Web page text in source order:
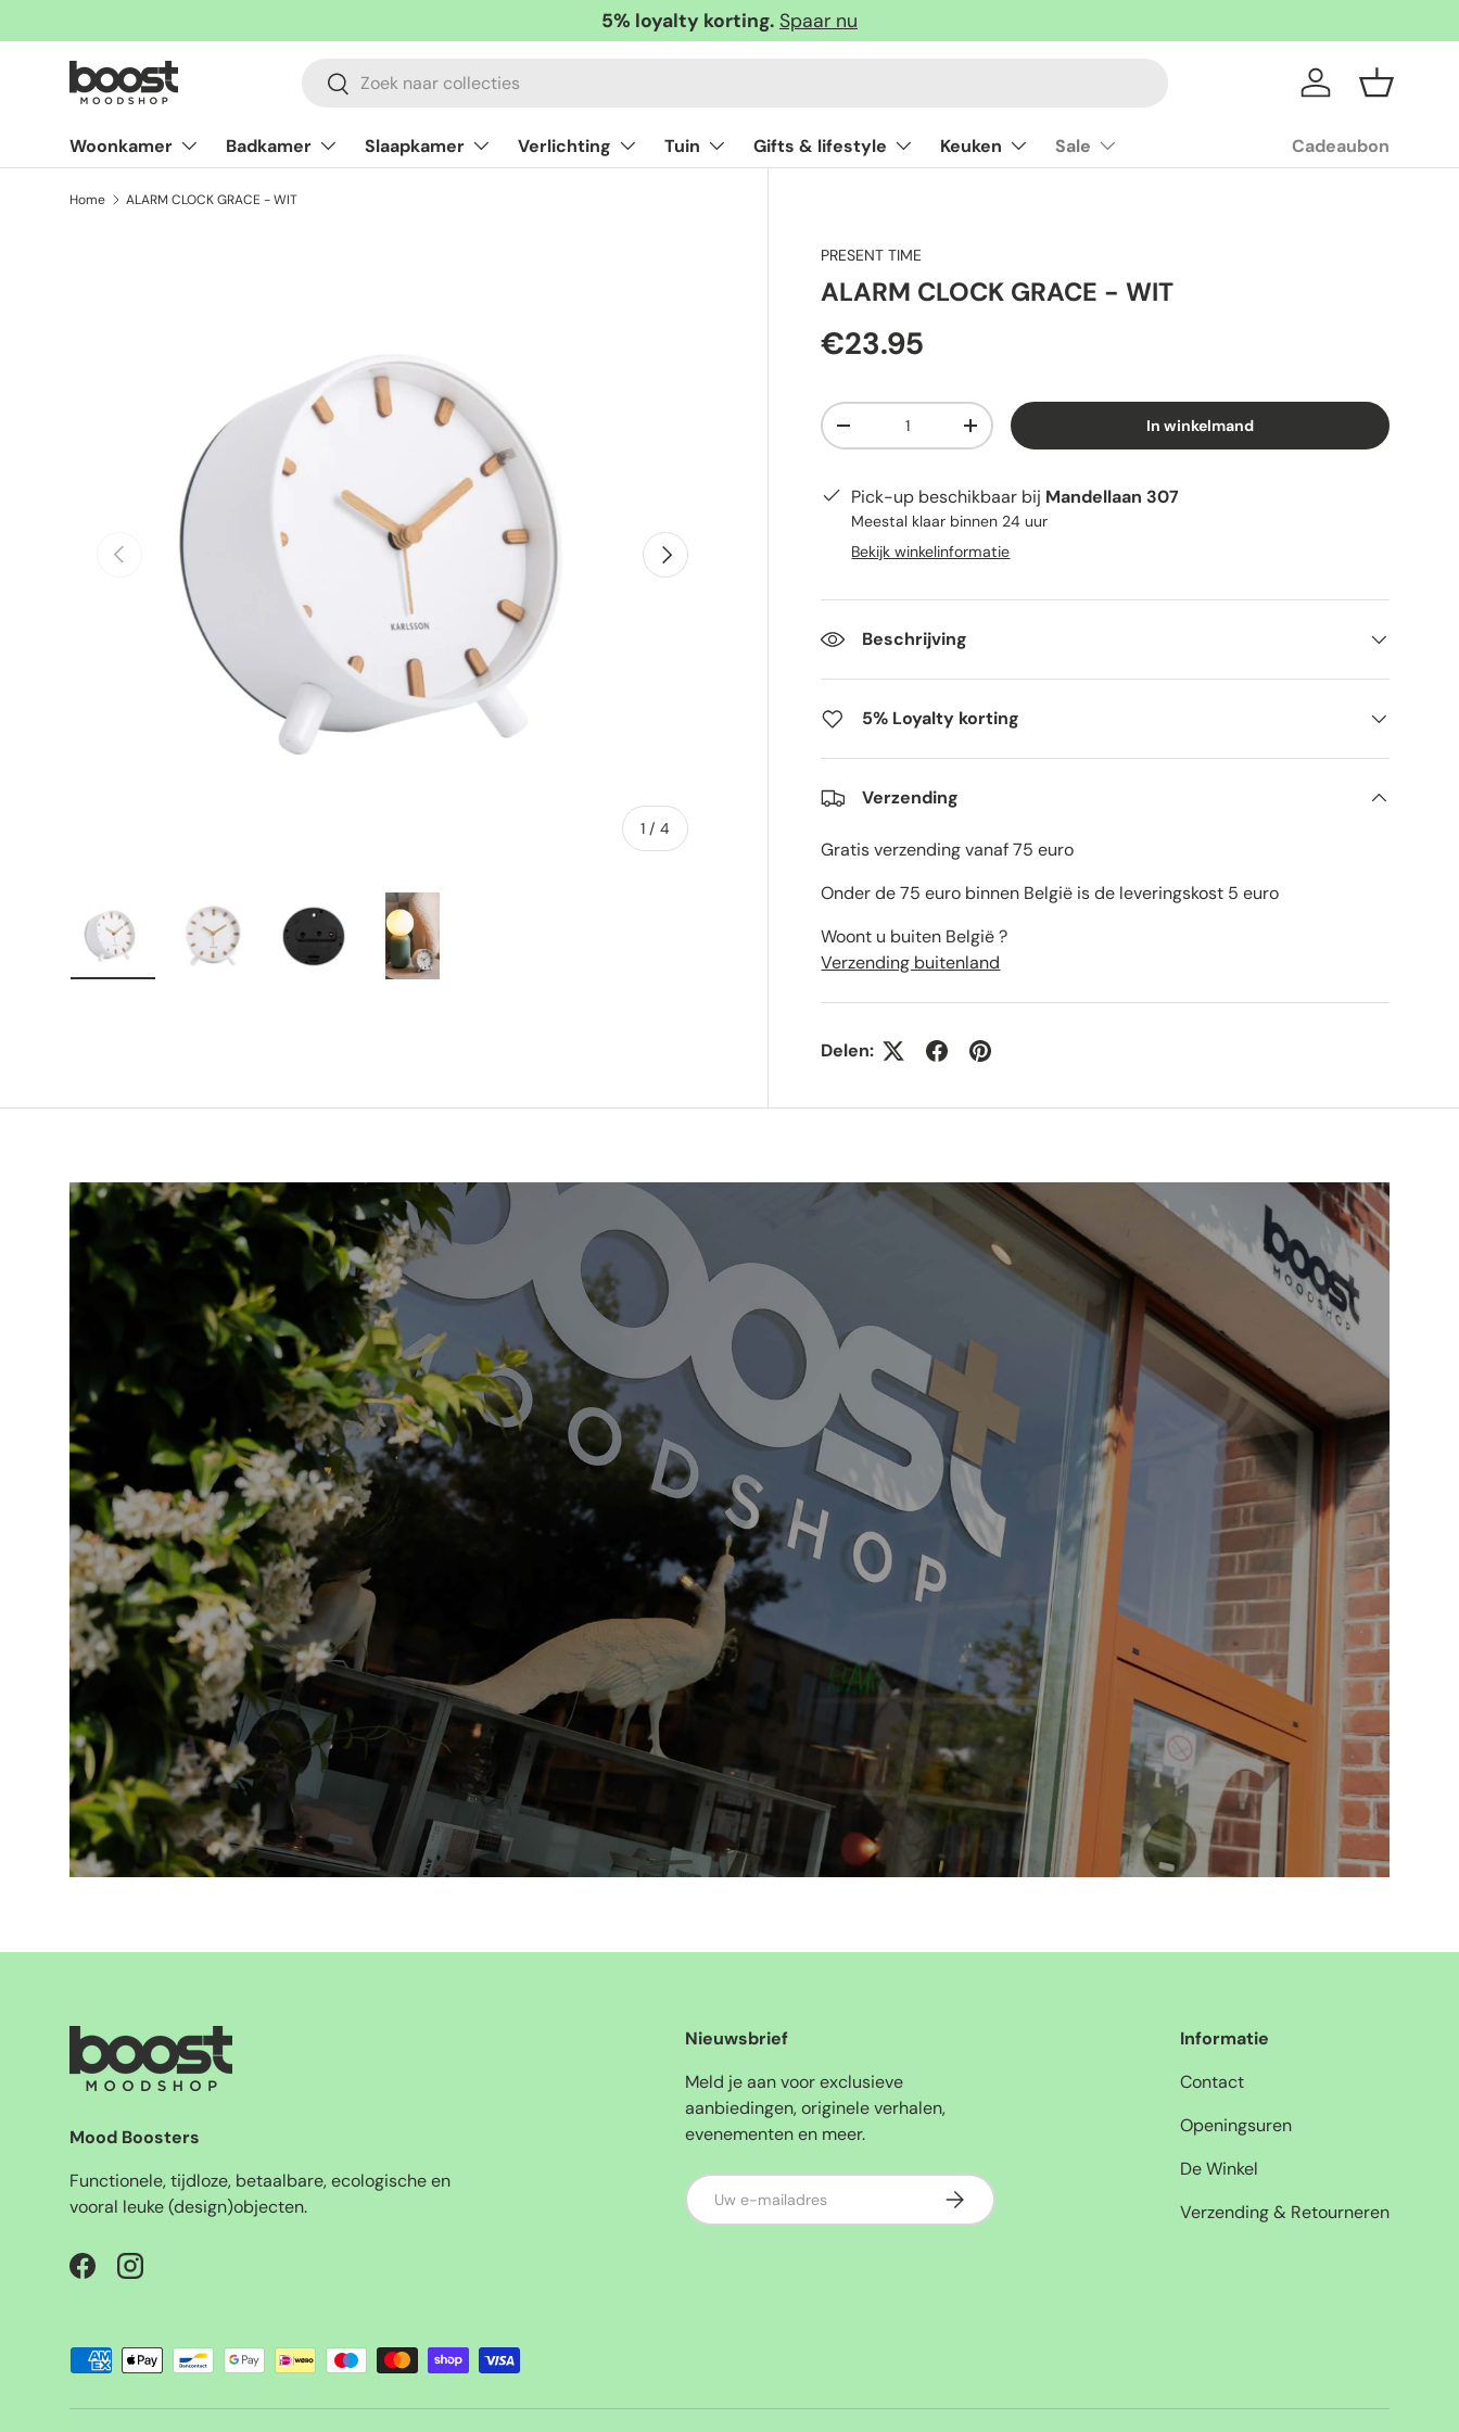
Ga naar inhoud
5% loyalty korting. Spaar nu
Zoeken
Zoeken InloggenMandje
Woonkamer Badkamer Slaapkamer Verlichting Tuin Gifts & lifestyle Keuken Sale Cadeaubon
Home ALARM CLOCK GRACE - WIT
Vorige
1 /van
4
Volgende
PRESENT TIME
ALARM CLOCK GRACE - WIT
€23.95
Aantal
-
+ In winkelmand
Pick-up beschikbaar bij Mandellaan 307
Meestal klaar binnen 24 uur
Bekijk winkelinformatie
Beschrijving
5% Loyalty korting
Verzending
Gratis verzending vanaf 75 euro
Onder de 75 euro binnen België is de leveringskost 5 euro
Woont u buiten België ?
Verzending buitenland
Delen:
Mood Boosters
Functionele, tijdloze, betaalbare, ecologische en
vooral leuke (design)objecten.
FacebookInstagram
Nieuwsbrief
Meld je aan voor exclusieve
aanbiedingen, originele verhalen,
evenementen en meer.
E-mailadres Abonneer
Informatie
Contact
Openingsuren
De Winkel
Verzending & Retourneren
Geaccepteerde betaalmethoden